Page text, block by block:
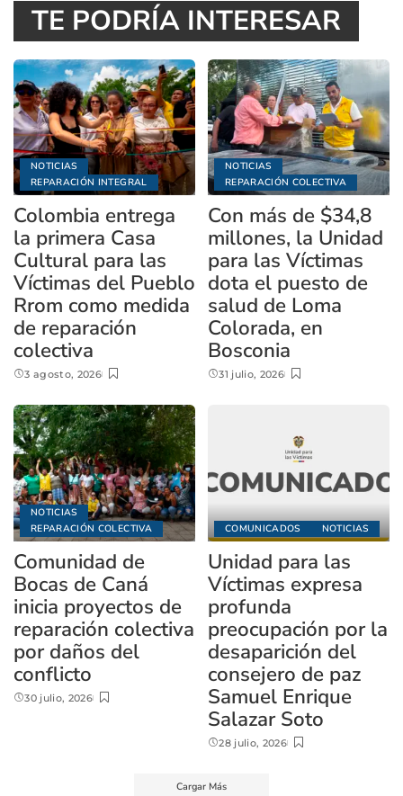
TE PODRÍA INTERESAR
NOTICIAS
REPARACIÓN INTEGRAL
Colombia entrega
la primera Casa
Cultural para las
Víctimas del Pueblo
Rrom como medida
de reparación
colectiva
3 agosto, 2026
NOTICIAS
REPARACIÓN COLECTIVA
Con más de $34,8
millones, la Unidad
para las Víctimas
dota el puesto de
salud de Loma
Colorada, en
Bosconia
31 julio, 2026
NOTICIAS
REPARACIÓN COLECTIVA
Comunidad de
Bocas de Caná
inicia proyectos de
reparación colectiva
por daños del
conflicto
30 julio, 2026
COMUNICADOS NOTICIAS
Unidad para las
Víctimas expresa
profunda
preocupación por la
desaparición del
consejero de paz
Samuel Enrique
Salazar Soto
28 julio, 2026
Cargar Más